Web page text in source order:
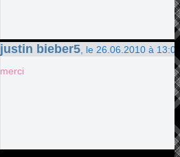
justin bieber5 , le 26.06.2010 à
merci